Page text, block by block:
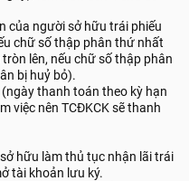
của người sở hữu trái phiếu
chữ số thập phân thứ nhất
lên, nếu chữ số thập phân
bị huỷ bỏ).
thanh toán theo kỳ hạn
việc nên TCĐKCK sẽ thanh
hữu làm thủ tục nhận lãi trái
tài khoản lưu ký.